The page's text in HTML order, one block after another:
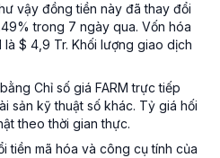
vậy đồng tiền này đã thay đổi
trong 7 ngày qua. Vốn hóa
là $ 4,9 Tr. Khối lượng giao dịch
Chỉ số giá FARM trực tiếp
sản kỹ thuật số khác. Tỷ giá hối
theo thời gian thực.
tiền mã hóa và công cụ tính của